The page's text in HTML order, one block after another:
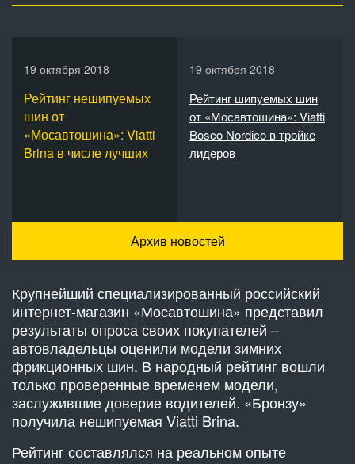
19 октября 2018
Рейтинг нешипуемых
шин от
«Мосавтошина»: Viatti
Brina в числе лучших
19 октября 2018
Рейтинг шипуемых шин
от «Мосавтошина»: Viatti
Bosco Nordico в тройке
лидеров
Архив новостей
Крупнейший специализированный российский
интернет-магазин «Мосавтошина» представил
результаты опроса своих покупателей –
автовладельцы оценили модели зимних
фрикционных шин. В народный рейтинг вошли
только проверенные временем модели,
заслужившие доверие водителей. «Бронзу»
получила нешипуемая Viatti Brina.
Рейтинг составлялся на реальном опыте